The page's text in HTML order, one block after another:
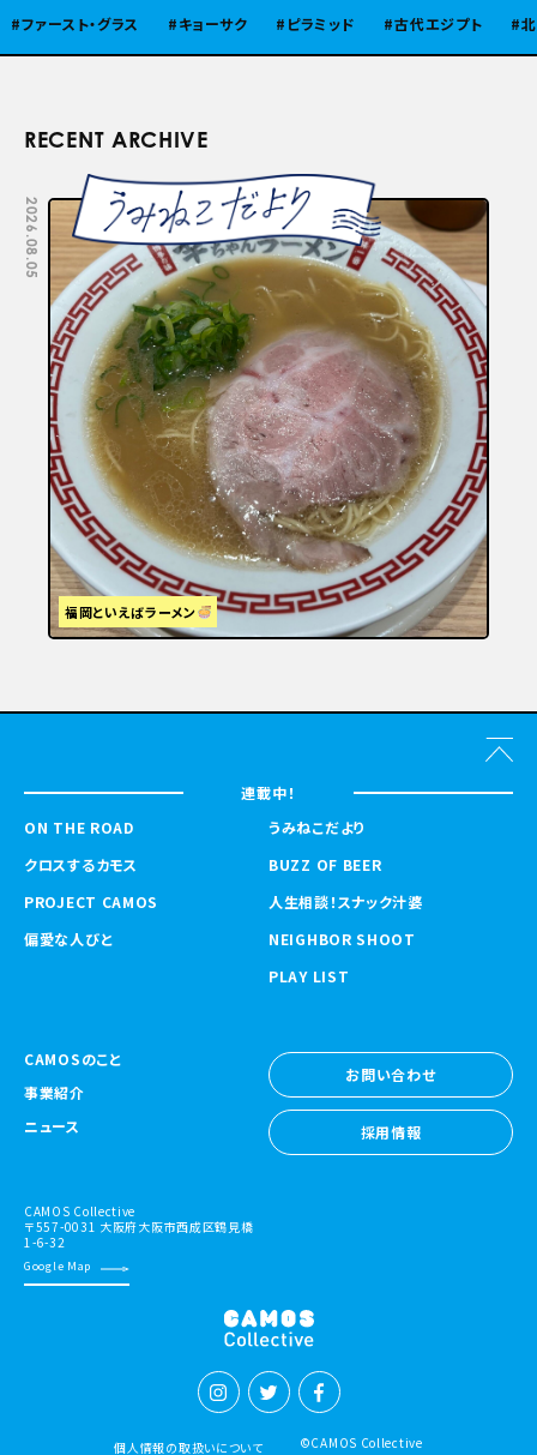
・グラス キョーサク ピラミッド 古代エジプト 北陸 味
RECENT ARCHIVE
2026.08.05
福岡といえばラーメン
連載中！
ON THE ROAD
クロスするカモス
PROJECT CAMOS
偏愛な人びと
うみねこだより
BUZZ OF BEER
人生相談！スナック汁婆
NEIGHBOR SHOOT
PLAY LIST
CAMOSのこと
事業紹介
ニュース
お問い合わせ
お問い合わせ
採用情報
CAMOS Collective
〒557-0031 大阪府大阪市西成区鶴見橋
1-6-32
Google Map
個人情報の取扱いについて ©CAMOS Collective